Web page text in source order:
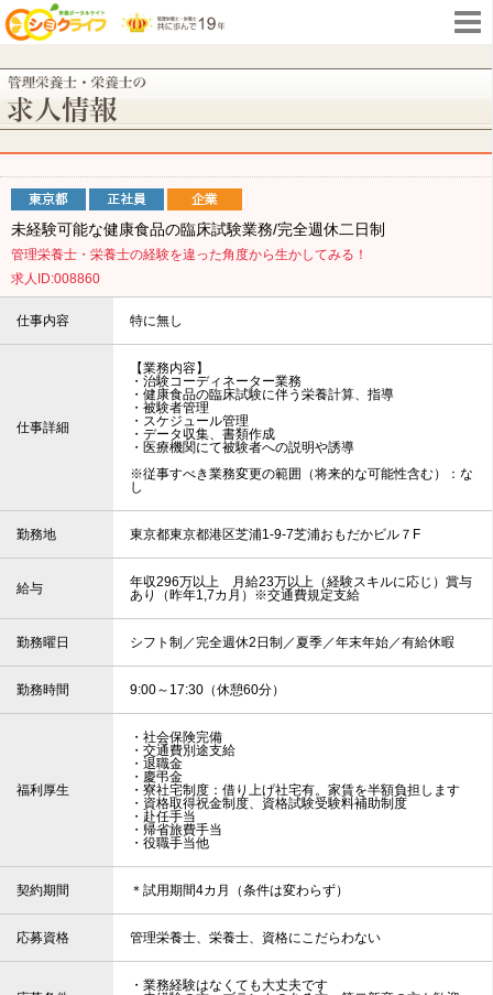
未経験可能な健康食品の臨床試験業務/完全週休二日制
管理栄養士・栄養士の経験を違った角度から生かしてみる！
求人ID:008860
仕事内容 特に無し
仕事詳細
【業務内容】
・治験コーディネーター業務
・健康食品の臨床試験に伴う栄養計算、指導
・被験者管理
・スケジュール管理
・データ収集、書類作成
・医療機関にて被験者への説明や誘導
※従事すべき業務変更の範囲（将来的な可能性含む）：な
し
勤務地 東京都東京都港区芝浦1-9-7芝浦おもだかビル７F
給与
年収296万以上 月給23万以上（経験スキルに応じ）賞与
あり（昨年1,7カ月）※交通費規定支給
勤務曜日 シフト制／完全週休2日制／夏季／年末年始／有給休暇
勤務時間 9:00～17:30（休憩60分）
福利厚生
・社会保険完備
・交通費別途支給
・退職金
・慶弔金
・寮社宅制度：借り上げ社宅有。家賃を半額負担します
・資格取得祝金制度、資格試験受験料補助制度
・赴任手当
・帰省旅費手当
・役職手当他
契約期間 ＊試用期間4カ月（条件は変わらず）
応募資格 管理栄養士、栄養士、資格にこだらわない
・業務経験はなくても大丈夫です